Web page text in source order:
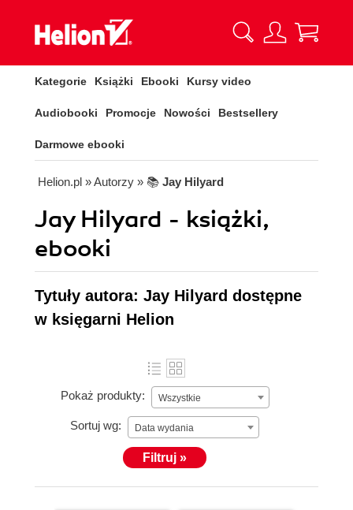
Kategorie Książki Ebooki Kursy video
Audiobooki Promocje Nowości Bestsellery
Darmowe ebooki
Helion.pl » Autorzy » 📚 Jay Hilyard
Jay Hilyard - książki,
ebooki
Tytuły autora: Jay Hilyard dostępne
w księgarni Helion
Pokaż produkty: Wszystkie
Sortuj wg: Data wydania
Filtruj »